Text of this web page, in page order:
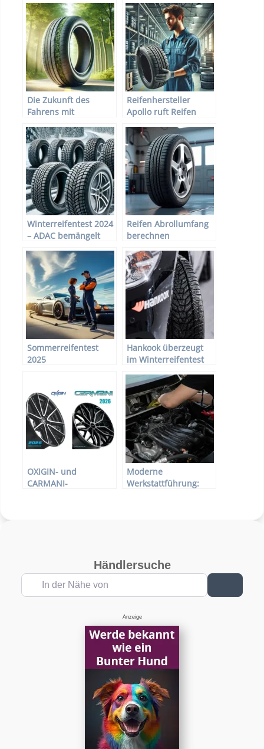
Die Zukunft des
Fahrens mit
Reifen
Reifenhersteller
Apollo ruft Reifen
Winterreifentest 2024
– ADAC bemängelt
Reifen Abrollumfang
berechnen
Sommerreifentest
2025
Hankook überzeugt
im Winterreifentest
OXIGIN- und
CARMANI-
Moderne
Werkstattführung:
Händlersuche
In der Nähe von
Anzeige